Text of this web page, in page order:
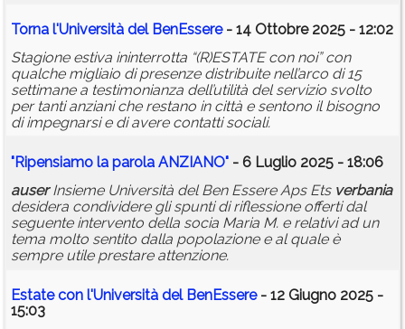
Torna l'Università del BenEssere- 14 Ottobre 2025 - 12:02
Stagione estiva ininterrotta “(R)ESTATE con noi” con
qualche migliaio di presenze distribuite nell’arco di 15
settimane a testimonianza dell’utilità del servizio svolto
per tanti anziani che restano in città e sentono il bisogno
di impegnarsi e di avere contatti sociali.
"Ripensiamo la parola ANZIANO" - 6 Luglio 2025 - 18:06
auserInsieme Università del Ben Essere Aps Ets verbania
desidera condividere gli spunti di riflessione offerti dal
seguente intervento della socia Maria M. e relativi ad un
tema molto sentito dalla popolazione e al quale è
sempre utile prestare attenzione.
Estate con l'Università del BenEssere- 12 Giugno 2025 -
15:03